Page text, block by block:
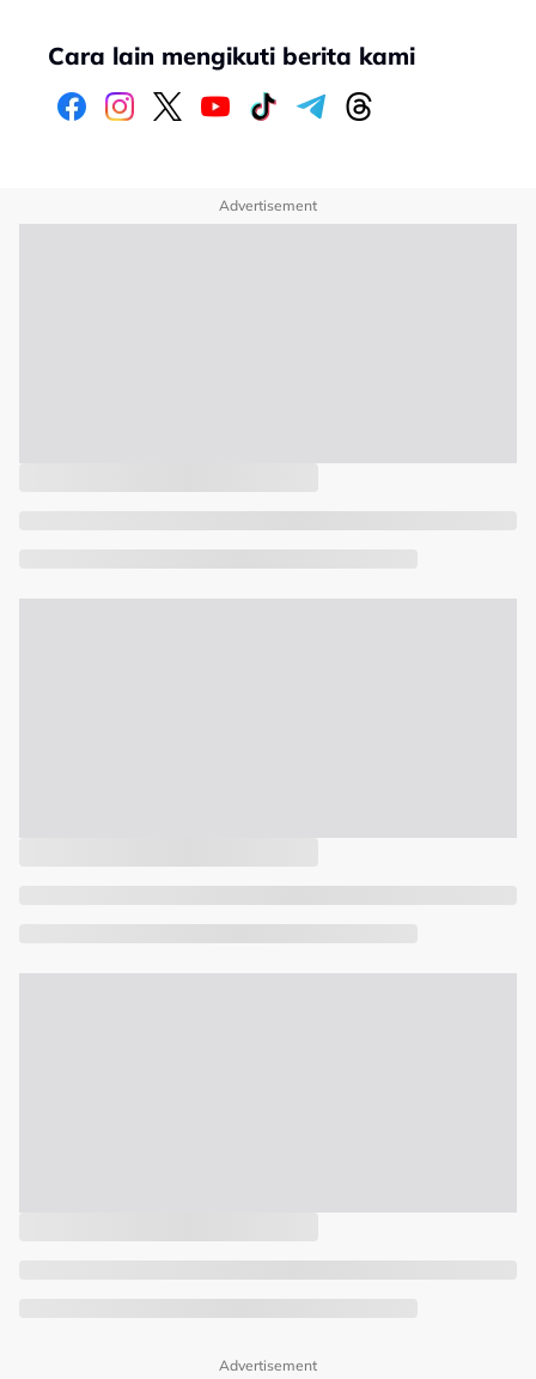
Cara lain mengikuti berita kami
Advertisement
Advertisement